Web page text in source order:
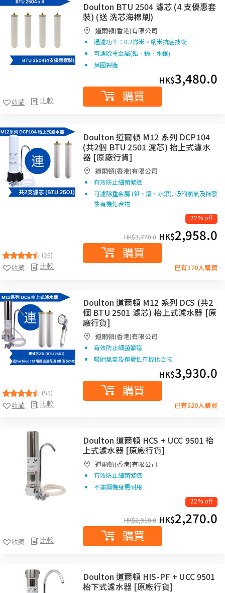
比較
收藏
Doulton BTU 2504 濾芯 (4 支優惠套
裝) (送 洗芯海棉刷)
道爾頓(香港)有限公司
過濾功率：0.2微米。納米抗菌技術
可濾除重金屬(鉛、鎘、水銀)
英國製造
HK$3,480.0
購買
(26)
比較
收藏
Doulton 道爾頓 M12 系列 DCP104
(共2個 BTU 2501 濾芯) 枱上式濾水
器 [原廠行貨]
道爾頓(香港)有限公司
有效防止細菌繁殖
可濾除重金屬 (鉛、鎘、水銀), 吸附氯氣及揮發
性有機化合物
22% off
HK$3,770.0 HK$2,958.0
購買
已有170人購買
(55)
比較
收藏
Doulton 道爾頓 M12 系列 DCS (共2
個 BTU 2501 濾芯) 枱上式濾水器 [原
廠行貨]
道爾頓(香港)有限公司
有效防止細菌繁殖
吸附氯氣及揮發性有機化合物
HK$3,930.0
購買
已有520人購買
比較
收藏
Doulton 道爾頓 HCS + UCC 9501 枱
上式濾水器 [原廠行貨]
道爾頓(香港)有限公司
有效防止細菌繁殖
不鏽鋼機身更耐用
22% off
HK$2,910.0 HK$2,270.0
購買
Doulton 道爾頓 HIS-PF + UCC 9501
枱下式濾水器 [原廠行貨]